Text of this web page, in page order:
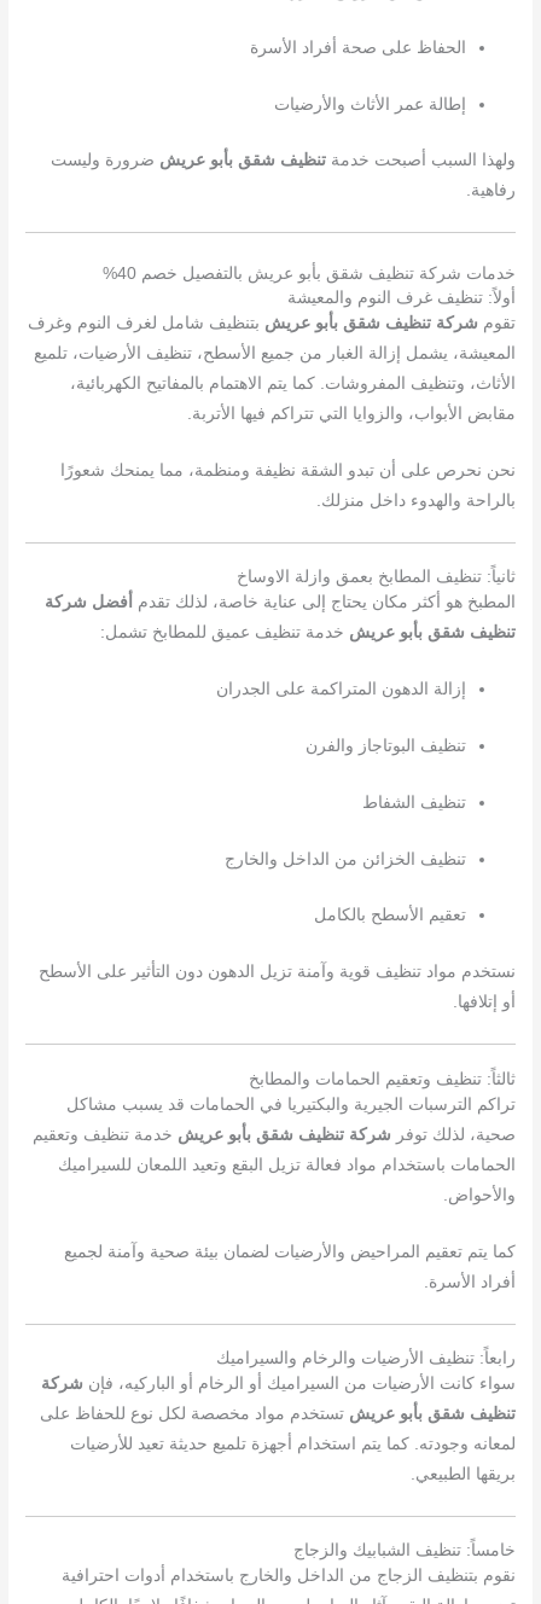
الحفاظ على صحة أفراد الأسرة
إطالة عمر الأثاث والأرضيات
ولهذا السبب أصبحت خدمةتنظيف شقق بأبو عريش ضرورة وليست
رفاهية.
خدمات شركة تنظيف شقق بأبو عريش بالتفصيل خصم 40%
أولاً: تنظيف غرف النوم والمعيشة
تقوم شركة تنظيف شقق بأبو عريش بتنظيف شامل لغرف النوم وغرف
المعيشة، يشمل إزالة الغبار من جميع الأسطح، تنظيف الأرضيات، تلميع
الأثاث، وتنظيف المفروشات. كما يتم الاهتمام بالمفاتيح الكهربائية،
مقابض الأبواب، والزوايا التي تتراكم فيها الأتربة.
نحن نحرص على أن تبدو الشقة نظيفة ومنظمة، مما يمنحك شعورًا
بالراحة والهدوء داخل منزلك.
ثانياً: تنظيف المطابخ بعمق وازلة الاوساخ
المطبخ هو أكثر مكان يحتاج إلى عناية خاصة، لذلك تقدم أفضل شركة
تنظيف شقق بأبو عريش خدمة تنظيف عميق للمطابخ تشمل:
إزالة الدهون المتراكمة على الجدران
تنظيف البوتاجاز والفرن
تنظيف الشفاط
تنظيف الخزائن من الداخل والخارج
تعقيم الأسطح بالكامل
نستخدم مواد تنظيف قوية وآمنة تزيل الدهون دون التأثير على الأسطح
أو إتلافها.
ثالثاً: تنظيف وتعقيم الحمامات والمطابخ
تراكم الترسبات الجيرية والبكتيريا في الحمامات قد يسبب مشاكل
صحية، لذلك توفر شركة تنظيف شقق بأبو عريش خدمة تنظيف وتعقيم
الحمامات باستخدام مواد فعالة تزيل البقع وتعيد اللمعان للسيراميك
والأحواض.
كما يتم تعقيم المراحيض والأرضيات لضمان بيئة صحية وآمنة لجميع
أفراد الأسرة.
رابعاً: تنظيف الأرضيات والرخام والسيراميك
سواء كانت الأرضيات من السيراميك أو الرخام أو الباركيه، فإن شركة
تنظيف شقق بأبو عريش تستخدم مواد مخصصة لكل نوع للحفاظ على
لمعانه وجودته. كما يتم استخدام أجهزة تلميع حديثة تعيد للأرضيات
بريقها الطبيعي.
خامساً: تنظيف الشبابيك والزجاج
نقوم بتنظيف الزجاج من الداخل والخارج باستخدام أدوات احترافية